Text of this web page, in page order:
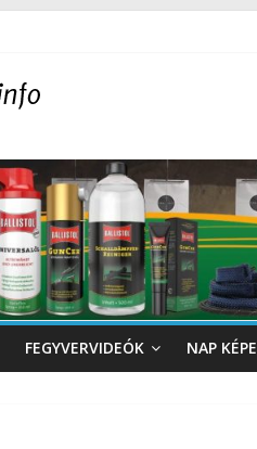
FEGYVERVIDEÓK NAP KÉPE